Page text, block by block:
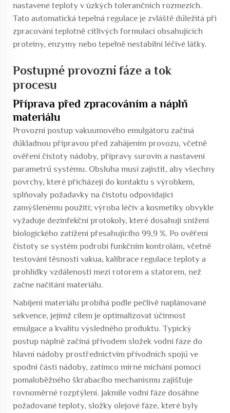
nastavené teploty v úzkých tolerančních rozmezích.
Tato automatická tepelná regulace je zvláště důležitá při
zpracování teplotně citlivých formulací obsahujících
proteiny, enzymy nebo tepelně nestabilní léčivé látky.
Postupné provozní fáze a tok
procesu
Příprava před zpracováním a náplň
materiálu
Provozní postup vakuumového emulgátoru začíná
důkladnou přípravou před zahájením provozu, včetně
ověření čistoty nádoby, přípravy surovin a nastavení
parametrů systému. Obsluha musí zajistit, aby všechny
povrchy, které přicházejí do kontaktu s výrobkem,
splňovaly požadavky na čistotu odpovídající
zamýšlenému použití; výroba léčiv a kosmetiky obvykle
vyžaduje dezinfekční protokoly, které dosahují snížení
biologického zatížení přesahujícího 99,9 %. Po ověření
čistoty se systém podrobí funkčním kontrolám, včetně
testování těsnosti vakua, kalibrace regulace teploty a
prohlídky vzdálenosti mezi rotorem a statorem, než
začne načítání materiálu.
Nabíjení materiálu probíhá podle pečlivě naplánované
sekvence, jejímž cílem je optimalizovat účinnost
emulgace a kvalitu výsledného produktu. Typický
postup náplně začíná přívodem složek vodní fáze do
hlavní nádoby prostřednictvím přívodních spojů ve
spodní části nádoby, zatímco mírné míchání pomocí
pomaloběžného škrabacího mechanismu zajišťuje
rovnoměrné rozptýlení. Jakmile vodní fáze dosáhne
požadované teploty, složky olejové fáze, které byly